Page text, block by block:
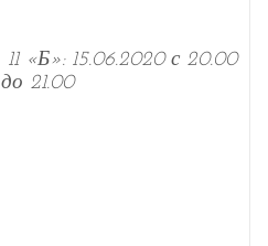
11 «Б»: 15.06.2020 с 20.00
до 21.00